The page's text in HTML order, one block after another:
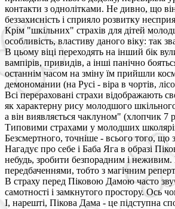
контакти з однолітками. Не дивно, що
беззахисність і сприяло розвитку
Крім "шкільних" страхів для дітей
особливість, властиву даного віку: так
В цьому віці переходять на інший бік
вампірів, привидів, а інші панічно
останнім часом на зміну їм прийшли
демономании (на Русі - віра в чортів,
Всі перераховані страхи відображають
як характерну рису молодшого
а він виявляється чаклуном" (хлопчик 7
Типовими страхами у молодших
Безсмертного, точніше - всього того, що
Нагадує про себе і Баба Яга в образі
небудь, зробити безпорадним і
передбаченнями, тобто з магічним
В страху перед Піковою Дамою часто
самотності і замкнутого простору. Ось
І, нарешті, Пікова Дама - це підступна